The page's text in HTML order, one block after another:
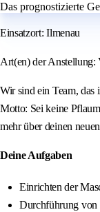
Das prognostizierte
Einsatzort: Ilmenau
Art(en) der Anstellung:
Wir sind ein Team,
Motto: Sei keine
mehr über deinen
Deine Aufgaben
Einrichten der
Durchführung von